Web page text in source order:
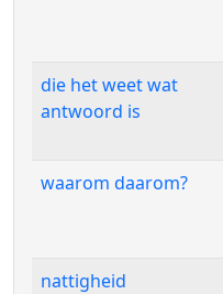
die het weet wat
antwoord is
waarom daarom?
nattigheid